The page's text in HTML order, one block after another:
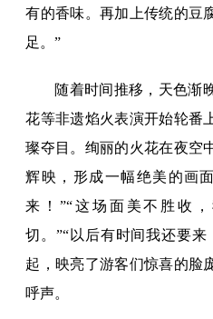
有的香味。再加上传统的豆
足。”
随着时间推移，天色渐
花等非遗焰火表演开始轮番
璨夺目。绚丽的火花在夜空
辉映，形成一幅绝美的画
来！”“这场面美不胜收
切。”“以后有时间我还要
起，映亮了游客们惊喜的脸
呼声。